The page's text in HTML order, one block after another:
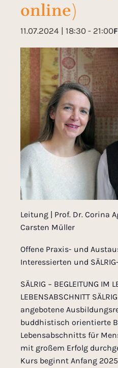
online)
11.07.2024 | 18:30 - 21:00
Leitung | Prof. Dr. Corina
Carsten Müller
Offene Praxis- und
Interessierten und
SÄLRIG − BEGLEITUNG IM
LEBENSABSCHNITT
angebotene
buddhistisch orientierte
Lebensabschnitts für
mit großem Erfolg
Kurs beginnt Anfang